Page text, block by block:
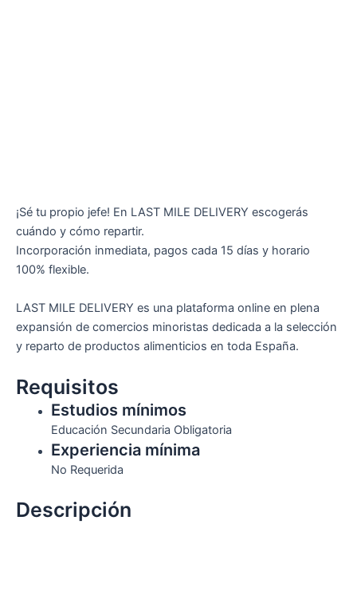
¡Sé tu propio jefe! En LAST MILE DELIVERY escogerás
cuándo y cómo repartir.
Incorporación inmediata, pagos cada 15 días y horario
100% flexible.
LAST MILE DELIVERY es una plataforma online en plena
expansión de comercios minoristas dedicada a la selección
y reparto de productos alimenticios en toda España.
Requisitos
Estudios mínimos
Educación Secundaria Obligatoria
Experiencia mínima
No Requerida
Descripción